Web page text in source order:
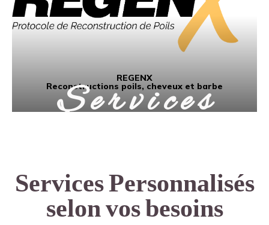
REGENX
Reconstructions poils, cheveux et barbe
Services Personnalisés
selon vos besoins
S e r v i c e s